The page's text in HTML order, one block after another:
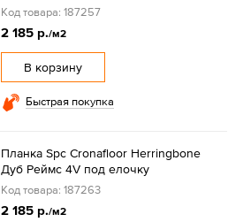
Код товара: 187257
2 185 р./м2
В корзину
Быстрая покупка
Планка Spc Cronafloor Herringbone
Дуб Реймс 4V под елочку
Код товара: 187263
2 185 р./м2